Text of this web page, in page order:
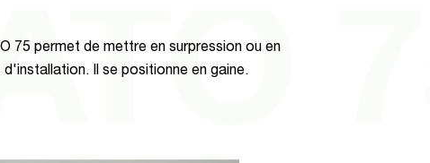
75
75 permet de mettre en surpression ou en
Il se positionne en gaine.